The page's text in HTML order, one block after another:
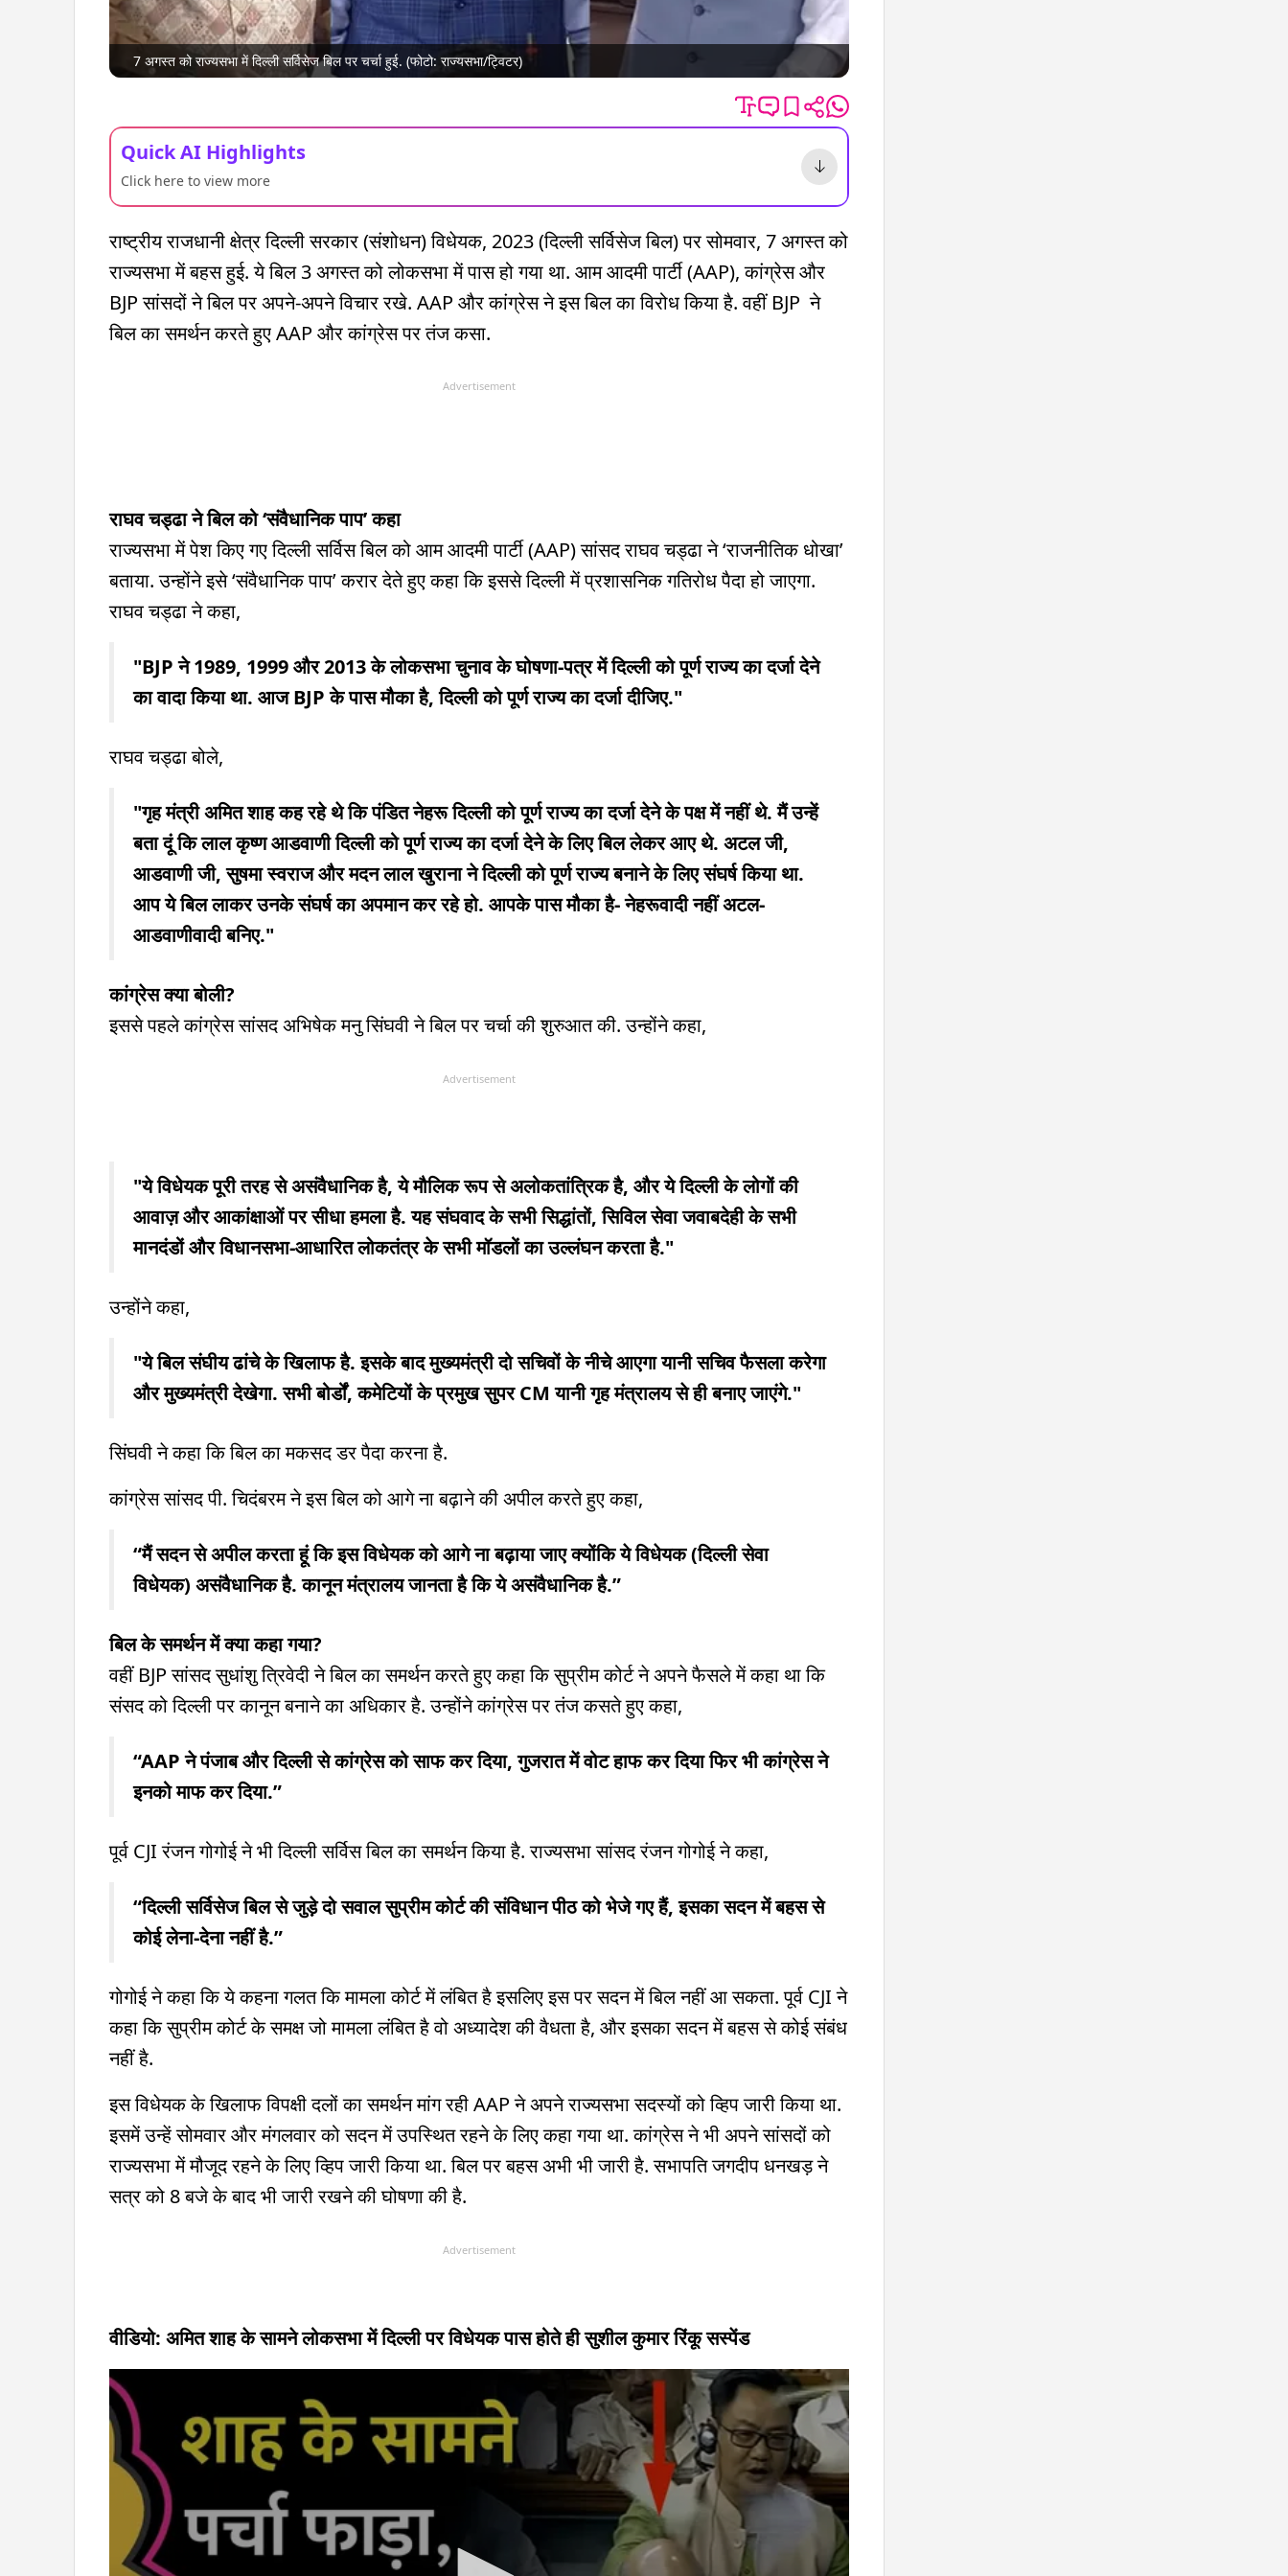
7 अगस्त को राज्यसभा में दिल्ली सर्विसेज बिल पर चर्चा हुई. (फोटो: राज्यसभा/ट्विटर)
Quick AI Highlights
Click here to view more
राष्ट्रीय राजधानी क्षेत्र दिल्ली सरकार (संशोधन) विधेयक, 2023 (दिल्ली सर्विसेज बिल) पर सोमवार, 7 अगस्त को
राज्यसभा में बहस हुई. ये बिल 3 अगस्त को लोकसभा में पास हो गया था. आम आदमी पार्टी (AAP), कांग्रेस और
BJP सांसदों ने बिल पर अपने-अपने विचार रखे. AAP और कांग्रेस ने इस बिल का विरोध किया है. वहीं BJP ने
बिल का समर्थन करते हुए AAP और कांग्रेस पर तंज कसा.
Advertisement
राघव चड्ढा ने बिल को ‘संवैधानिक पाप’ कहा
राज्यसभा में पेश किए गए दिल्ली सर्विस बिल को आम आदमी पार्टी (AAP) सांसद राघव चड्ढा ने ‘राजनीतिक धोखा’
बताया. उन्होंने इसे ‘संवैधानिक पाप’ करार देते हुए कहा कि इससे दिल्ली में प्रशासनिक गतिरोध पैदा हो जाएगा.
राघव चड्ढा ने कहा,
"BJP ने 1989, 1999 और 2013 के लोकसभा चुनाव के घोषणा-पत्र में दिल्ली को पूर्ण राज्य का दर्जा देने
का वादा किया था. आज BJP के पास मौका है, दिल्ली को पूर्ण राज्य का दर्जा दीजिए."
राघव चड्ढा बोले,
"गृह मंत्री अमित शाह कह रहे थे कि पंडित नेहरू दिल्ली को पूर्ण राज्य का दर्जा देने के पक्ष में नहीं थे. मैं उन्हें
बता दूं कि लाल कृष्ण आडवाणी दिल्ली को पूर्ण राज्य का दर्जा देने के लिए बिल लेकर आए थे. अटल जी,
आडवाणी जी, सुषमा स्वराज और मदन लाल खुराना ने दिल्ली को पूर्ण राज्य बनाने के लिए संघर्ष किया था.
आप ये बिल लाकर उनके संघर्ष का अपमान कर रहे हो. आपके पास मौका है- नेहरूवादी नहीं अटल-
आडवाणीवादी बनिए."
कांग्रेस क्या बोली?
इससे पहले कांग्रेस सांसद अभिषेक मनु सिंघवी ने बिल पर चर्चा की शुरुआत की. उन्होंने कहा,
Advertisement
"ये विधेयक पूरी तरह से असंवैधानिक है, ये मौलिक रूप से अलोकतांत्रिक है, और ये दिल्ली के लोगों की
आवाज़ और आकांक्षाओं पर सीधा हमला है. यह संघवाद के सभी सिद्धांतों, सिविल सेवा जवाबदेही के सभी
मानदंडों और विधानसभा-आधारित लोकतंत्र के सभी मॉडलों का उल्लंघन करता है."
उन्होंने कहा,
"ये बिल संघीय ढांचे के खिलाफ है. इसके बाद मुख्यमंत्री दो सचिवों के नीचे आएगा यानी सचिव फैसला करेगा
और मुख्यमंत्री देखेगा. सभी बोर्डों, कमेटियों के प्रमुख सुपर CM यानी गृह मंत्रालय से ही बनाए जाएंगे."
सिंघवी ने कहा कि बिल का मकसद डर पैदा करना है.
कांग्रेस सांसद पी. चिदंबरम ने इस बिल को आगे ना बढ़ाने की अपील करते हुए कहा,
“मैं सदन से अपील करता हूं कि इस विधेयक को आगे ना बढ़ाया जाए क्योंकि ये विधेयक (दिल्ली सेवा
विधेयक) असंवैधानिक है. कानून मंत्रालय जानता है कि ये असंवैधानिक है.”
बिल के समर्थन में क्या कहा गया?
वहीं BJP सांसद सुधांशु त्रिवेदी ने बिल का समर्थन करते हुए कहा कि सुप्रीम कोर्ट ने अपने फैसले में कहा था कि
संसद को दिल्ली पर कानून बनाने का अधिकार है. उन्होंने कांग्रेस पर तंज कसते हुए कहा,
“AAP ने पंजाब और दिल्ली से कांग्रेस को साफ कर दिया, गुजरात में वोट हाफ कर दिया फिर भी कांग्रेस ने
इनको माफ कर दिया.”
पूर्व CJI रंजन गोगोई ने भी दिल्ली सर्विस बिल का समर्थन किया है. राज्यसभा सांसद रंजन गोगोई ने कहा,
“दिल्ली सर्विसेज बिल से जुड़े दो सवाल सुप्रीम कोर्ट की संविधान पीठ को भेजे गए हैं, इसका सदन में बहस से
कोई लेना-देना नहीं है.”
गोगोई ने कहा कि ये कहना गलत कि मामला कोर्ट में लंबित है इसलिए इस पर सदन में बिल नहीं आ सकता. पूर्व CJI ने
कहा कि सुप्रीम कोर्ट के समक्ष जो मामला लंबित है वो अध्यादेश की वैधता है, और इसका सदन में बहस से कोई संबंध
नहीं है.
इस विधेयक के खिलाफ विपक्षी दलों का समर्थन मांग रही AAP ने अपने राज्यसभा सदस्यों को व्हिप जारी किया था.
इसमें उन्हें सोमवार और मंगलवार को सदन में उपस्थित रहने के लिए कहा गया था. कांग्रेस ने भी अपने सांसदों को
राज्यसभा में मौजूद रहने के लिए व्हिप जारी किया था. बिल पर बहस अभी भी जारी है. सभापति जगदीप धनखड़ ने
सत्र को 8 बजे के बाद भी जारी रखने की घोषणा की है.
Advertisement
वीडियो: अमित शाह के सामने लोकसभा में दिल्ली पर विधेयक पास होते ही सुशील कुमार रिंकू सस्पेंड